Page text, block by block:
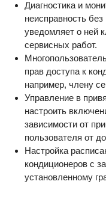
Диагностика и
неисправность
уведомляет о ней
сервисных работ.
прав доступа к
например, члену
Управление в
настроить
зависимости от
пользователя от
Настройка
кондиционеров с
установленному